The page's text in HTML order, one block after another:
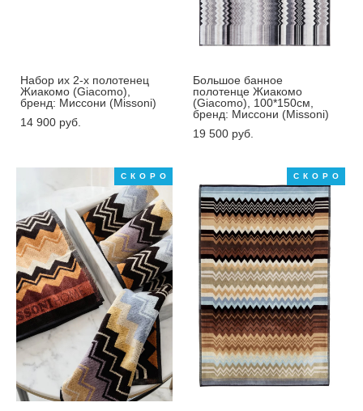
Набор их 2-х полотенец
Жиакомо (Giacomo),
бренд: Миссони (Missoni)
14 900 pуб.
Большое банное
полотенце Жиакомо
(Giacomo), 100*150см,
бренд: Миссони (Missoni)
19 500 pуб.
СКОРО СКОРО